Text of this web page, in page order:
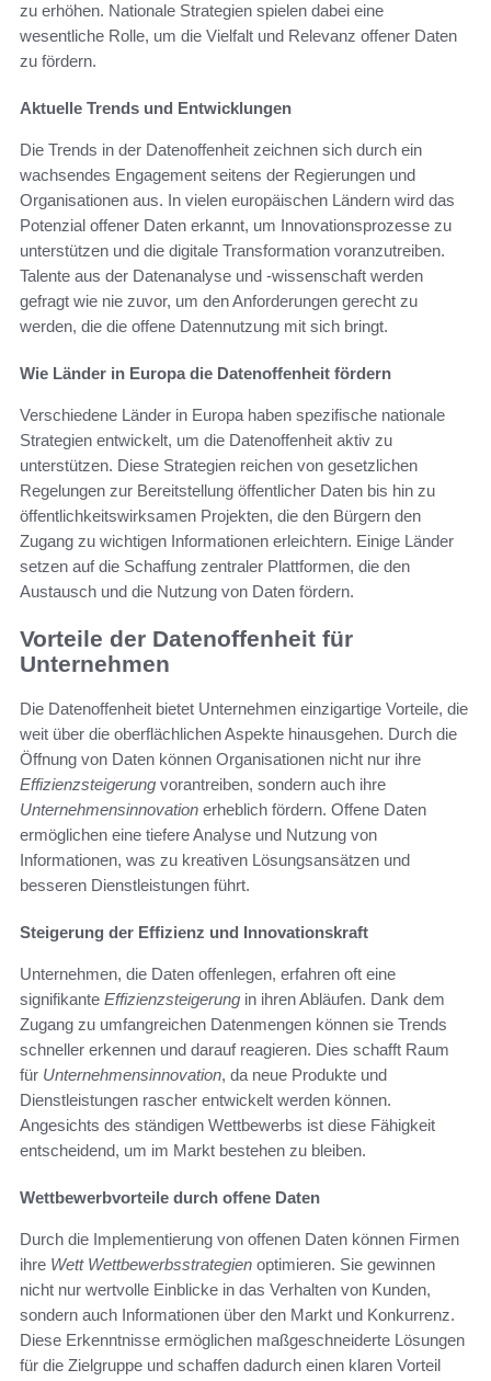
zu erhöhen. Nationale Strategien spielen dabei eine
wesentliche Rolle, um die Vielfalt und Relevanz offener Daten
zu fördern.
Aktuelle Trends und Entwicklungen
Die Trends in der Datenoffenheit zeichnen sich durch ein
wachsendes Engagement seitens der Regierungen und
Organisationen aus. In vielen europäischen Ländern wird das
Potenzial offener Daten erkannt, um Innovationsprozesse zu
unterstützen und die digitale Transformation voranzutreiben.
Talente aus der Datenanalyse und -wissenschaft werden
gefragt wie nie zuvor, um den Anforderungen gerecht zu
werden, die die offene Datennutzung mit sich bringt.
Wie Länder in Europa die Datenoffenheit fördern
Verschiedene Länder in Europa haben spezifische nationale
Strategien entwickelt, um die Datenoffenheit aktiv zu
unterstützen. Diese Strategien reichen von gesetzlichen
Regelungen zur Bereitstellung öffentlicher Daten bis hin zu
öffentlichkeitswirksamen Projekten, die den Bürgern den
Zugang zu wichtigen Informationen erleichtern. Einige Länder
setzen auf die Schaffung zentraler Plattformen, die den
Austausch und die Nutzung von Daten fördern.
Vorteile der Datenoffenheit für
Unternehmen
Die Datenoffenheit bietet Unternehmen einzigartige Vorteile, die
weit über die oberflächlichen Aspekte hinausgehen. Durch die
Öffnung von Daten können Organisationen nicht nur ihre
Effizienzsteigerung vorantreiben, sondern auch ihre
Unternehmensinnovation erheblich fördern. Offene Daten
ermöglichen eine tiefere Analyse und Nutzung von
Informationen, was zu kreativen Lösungsansätzen und
besseren Dienstleistungen führt.
Steigerung der Effizienz und Innovationskraft
Unternehmen, die Daten offenlegen, erfahren oft eine
signifikante Effizienzsteigerung in ihren Abläufen. Dank dem
Zugang zu umfangreichen Datenmengen können sie Trends
schneller erkennen und darauf reagieren. Dies schafft Raum
für Unternehmensinnovation, da neue Produkte und
Dienstleistungen rascher entwickelt werden können.
Angesichts des ständigen Wettbewerbs ist diese Fähigkeit
entscheidend, um im Markt bestehen zu bleiben.
Wettbewerbvorteile durch offene Daten
Durch die Implementierung von offenen Daten können Firmen
ihre Wett Wettbewerbsstrategien optimieren. Sie gewinnen
nicht nur wertvolle Einblicke in das Verhalten von Kunden,
sondern auch Informationen über den Markt und Konkurrenz.
Diese Erkenntnisse ermöglichen maßgeschneiderte Lösungen
für die Zielgruppe und schaffen dadurch einen klaren Vorteil